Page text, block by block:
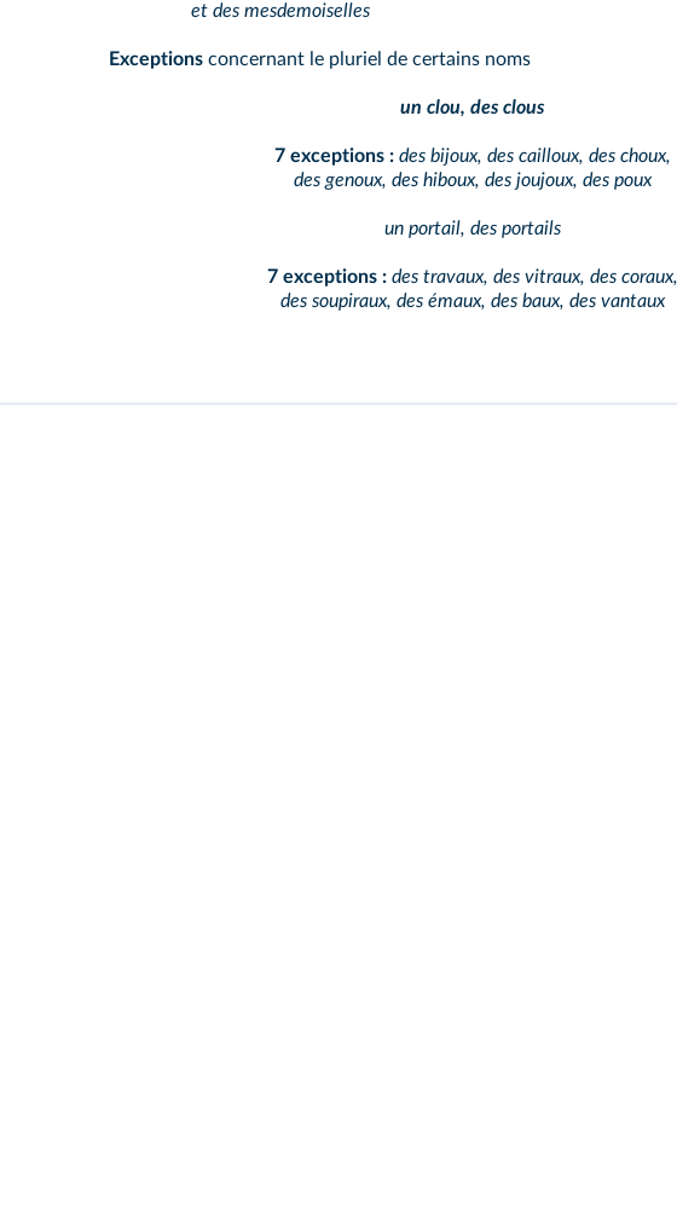
et des mesdemoiselles
Exceptions concernant le pluriel de certains noms
un clou, des clous
7 exceptions :des bijoux, des cailloux, des choux,
des genoux, des hiboux, des joujoux, des poux
un portail, des portails
7 exceptions :des travaux, des vitraux, des coraux,
des soupiraux, des émaux, des baux, des vantaux